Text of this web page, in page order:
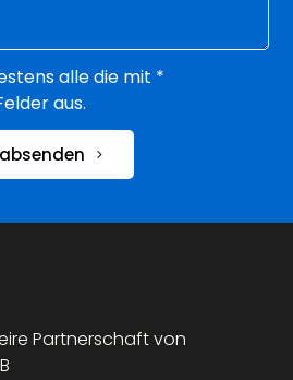
alle die mit *
aus.
absenden
Partnerschaft von